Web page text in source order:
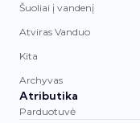
Šuoliai į vandenį
Atviras Vanduo
Kita
Archyvas
Atributika
Parduotuvė